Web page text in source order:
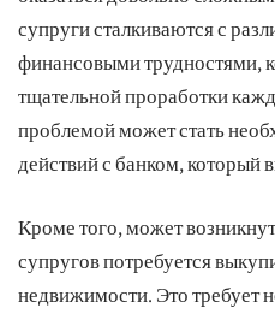
супруги сталкиваются с
финансовыми трудностями,
тщательной проработки
проблемой может стать
действий с банком, который
Кроме того, может
супругов потребуется
недвижимости. Это требует